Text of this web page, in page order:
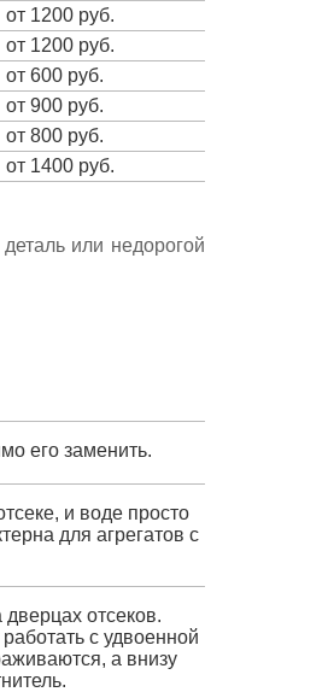
от 1200 руб.
от 1200 руб.
от 600 руб.
от 900 руб.
от 800 руб.
от 1400 руб.
или недорогой
его заменить.
и воде просто
для агрегатов с
отсеков.
с удвоенной
а внизу